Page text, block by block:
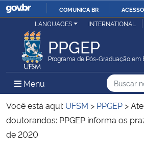
IR
COMUNICA BR
Ministério da Justiça e Segurança Pública
Ministério da Defesa
Ministério das Relações Exteriores
Ministério da Economia
LANGUAGES INTERNATIONAL
PPGEP
Programa de Pós-Graduação em
Menu Menu Principal do Sítio
Busca
Busca:
Você está aqui: UFSM > PPGEP >
doutorandos: PPGEP informa os
de 2020